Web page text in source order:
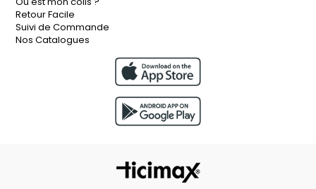
Retour Facile
Suivi de Commande
Nos Catalogues